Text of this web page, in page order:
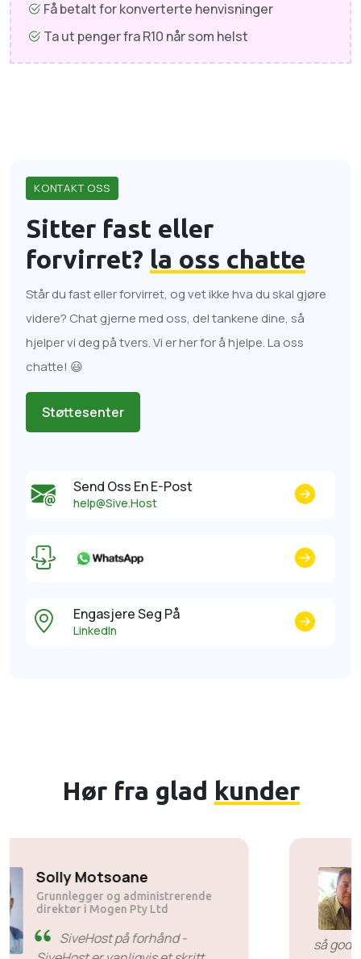
Få betalt for konverterte henvisninger
Ta ut penger fra R10 når som helst
KONTAKT OSS
Sitter fast eller
forvirret? la oss chatte
Står du fast eller forvirret, og vet ikke hva du skal gjøre
videre? Chat gjerne med oss, del tankene dine, så
hjelper vi deg på tvers. Vi er her for å hjelpe. La oss
chatte! 😃
Støttesenter
Send Oss ​​en E-Post
help@Sive.Host
Engasjere Seg På
LinkedIn
Hør fra glad kunder
Solly Motsoane
Grunnlegger og administrerende
direktør i Mogen Pty Ltd
SiveHost på forhånd -